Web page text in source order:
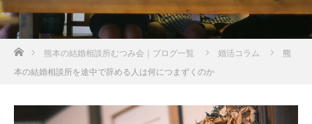
ホーム熊本の結婚相談所むつみ会｜ブログ一覧 婚活コラム
熊
本の結婚相談所を途中で辞める人は何につまずくのか